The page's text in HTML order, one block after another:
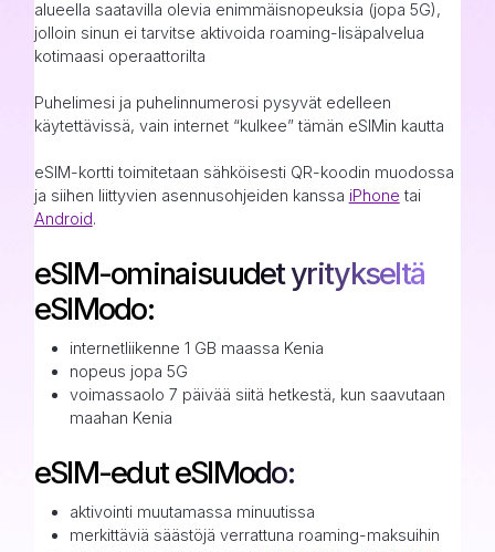
alueella saatavilla olevia enimmäisnopeuksia (jopa 5G),
jolloin sinun ei tarvitse aktivoida roaming-lisäpalvelua
kotimaasi operaattorilta
Puhelimesi ja puhelinnumerosi pysyvät edelleen
käytettävissä, vain internet “kulkee” tämän eSIMin kautta
eSIM-kortti toimitetaan sähköisesti QR-koodin muodossa
ja siihen liittyvien asennusohjeiden kanssa iPhone tai
Android.
eSIM-ominaisuudet yritykseltä
eSIModo:
internetliikenne 1 GB maassa Kenia
nopeus jopa 5G
voimassaolo 7 päivää siitä hetkestä, kun saavutaan
maahan Kenia
eSIM-edut eSIModo:
aktivointi muutamassa minuutissa
merkittäviä säästöjä verrattuna roaming-maksuihin